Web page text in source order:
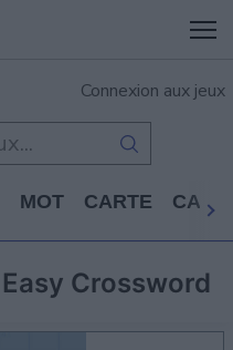
Connexion aux jeux
MOT CARTE
Easy Crossword